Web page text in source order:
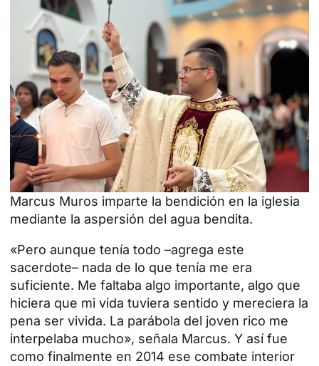
Marcus Muros imparte la bendición en la iglesia
mediante la aspersión del agua bendita.
«Pero aunque tenía todo –agrega este
sacerdote– nada de lo que tenía me era
suficiente. Me faltaba algo importante, algo que
hiciera que mi vida tuviera sentido y mereciera la
pena ser vivida. La parábola del joven rico me
interpelaba mucho», señala Marcus. Y así fue
como finalmente en 2014 ese combate interior